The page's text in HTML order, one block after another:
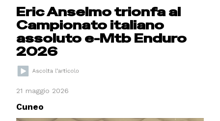
Eric Anselmo trionfa al
Campionato italiano
assoluto e-Mtb Enduro
2026
21 maggio 2026
Cuneo